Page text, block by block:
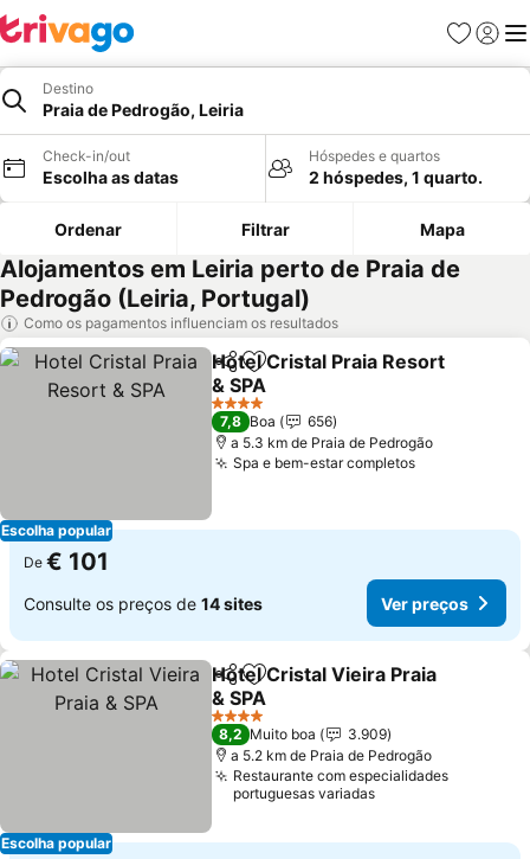
Favoritos
Iniciar
Destino
Praia de Pedrogão, Leiria
Check-in/out
Escolha as datas
Hóspedes e quartos
2 hóspedes, 1 quarto.
Ordenar Filtrar Mapa
Alojamentos em Leiria perto de Praia de
Pedrogão (Leiria, Portugal)
Como os pagamentos influenciam os resultados
Escolha popular
PartilharAdicionar aos favoritos
Hotel Cristal Praia Resort
& SPA
Ver preços
4 Estrelas
7,8 Boa
656
a 5.3 km de Praia de Pedrogão
Spa e bem-estar completosVer preços
De € 101
Consulte os preços de 14 sites Ver preços
Escolha popular
PartilharAdicionar aos favoritos
Hotel Cristal Vieira Praia
& SPA
Ver preços
4 Estrelas
8,2 Muito boa
3.909
a 5.2 km de Praia de Pedrogão
Restaurante com especialidades
portuguesas variadas